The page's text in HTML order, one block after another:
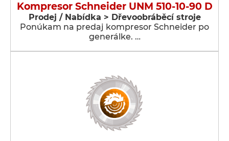
Kompresor Schneider UNM 510-10-90 D
Prodej / Nabídka > Dřevoobráběcí stroje
Ponúkam na predaj kompresor Schneider po
generálke. …